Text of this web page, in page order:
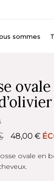
sommes
48,00 €
ovale en